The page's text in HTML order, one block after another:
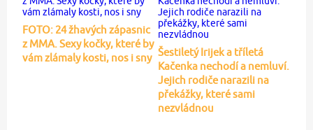
FOTO: 24 žhavých zápasnic
z MMA. Sexy kočky, které by
vám zlámaly kosti, nos i sny Šestiletý Irijek a tříletá
Kačenka nechodí a nemluví.
Jejich rodiče narazili na
překážky, které sami
nezvládnou